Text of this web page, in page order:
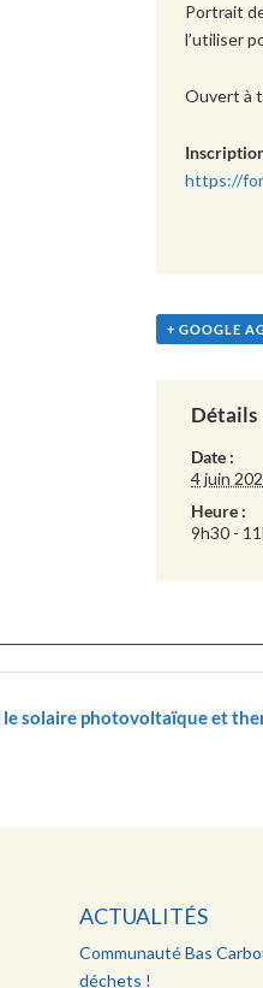
Portrait
l’utiliser
Ouvert à
https://
+ GOOGLE
Détails
Date :
4 juin
Heure :
9h30 -
le solaire photovoltaïque et
ACTUALITÉS
Communauté Bas
déchets !